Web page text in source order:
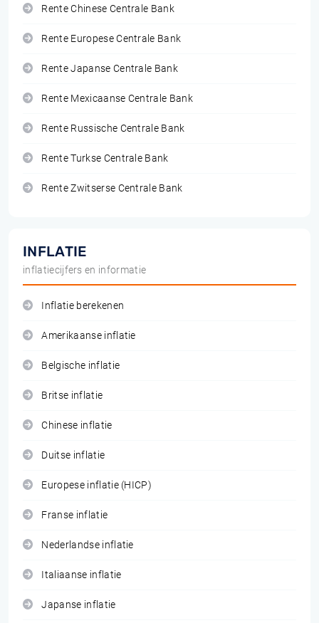
Rente Chinese Centrale Bank
Rente Europese Centrale Bank
Rente Japanse Centrale Bank
Rente Mexicaanse Centrale Bank
Rente Russische Centrale Bank
Rente Turkse Centrale Bank
Rente Zwitserse Centrale Bank
INFLATIE
inflatiecijfers en informatie
Inflatie berekenen
Amerikaanse inflatie
Belgische inflatie
Britse inflatie
Chinese inflatie
Duitse inflatie
Europese inflatie (HICP)
Franse inflatie
Nederlandse inflatie
Italiaanse inflatie
Japanse inflatie